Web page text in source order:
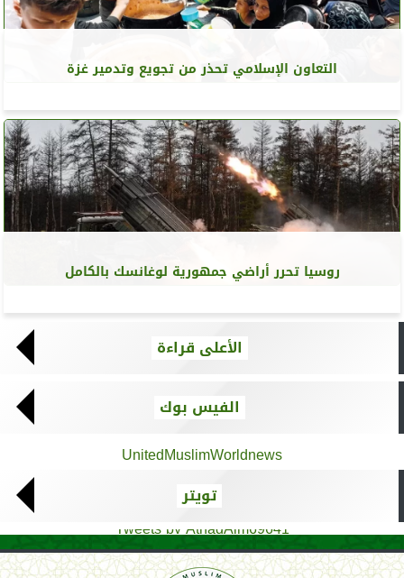
التعاون الإسلامي تحذر من تجويع وتدمير غزة
روسيا تحرر أراضي جمهورية لوغانسك بالكامل
الأعلى قراءة
الفيس بوك
UnitedMuslimWorldnews
تويتر
Tweets by AthadAlm69641